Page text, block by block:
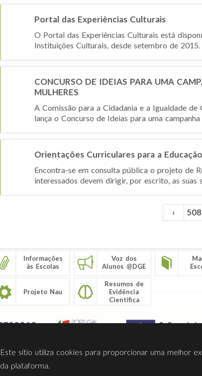
Portal das Experiências Culturais
O Portal das Experiências Culturais está
Instituições Culturais, desde setembro de
CONCURSO DE IDEIAS PARA UMA
MULHERES
A Comissão para a Cidadania e a Igualdade
lança o Concurso de Ideias para uma
Orientações Curriculares para a
Encontra-se em consulta pública o projeto de
interessados devem dirigir, por escrito, as
‹ 508
Informações
às Escolas
Voz dos
Alunos @DGE
Projeto Nau
Resumos de
Evidência
Científica
Este sítio utiliza cookies para proporcionar uma melhor
da plataforma.